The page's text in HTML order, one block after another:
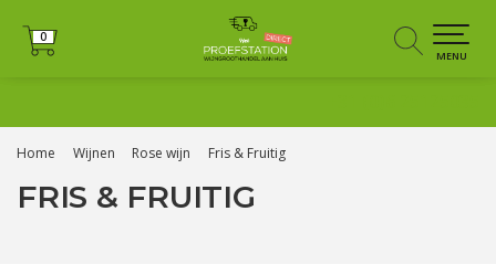
0
0
MENU
Home Wijnen Rose wijn Fris & Fruitig
FRIS & FRUITIG